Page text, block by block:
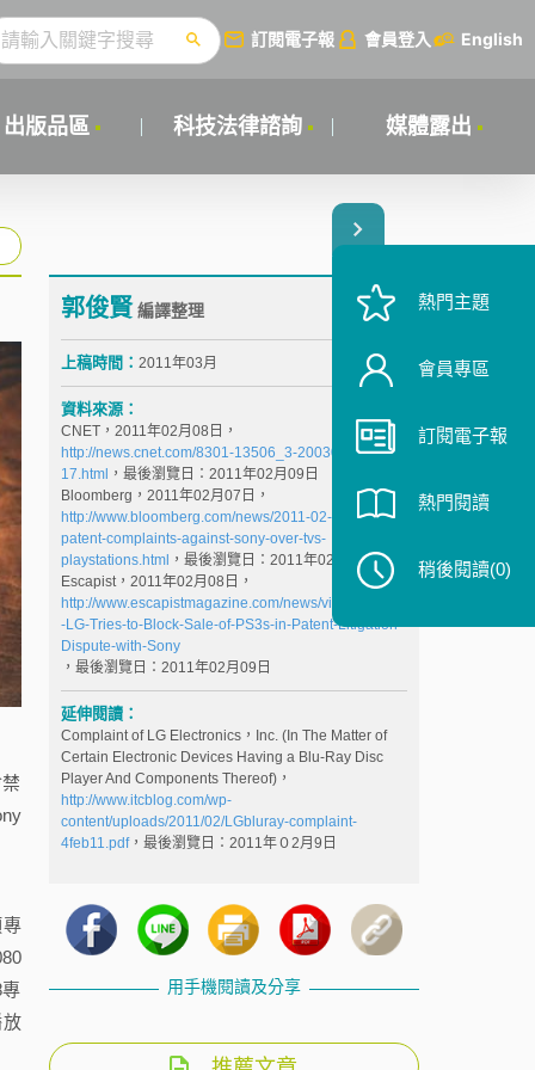
訂閱電子報 會員登入 English
出版品區 科技法律諮詢 媒體露出
郭俊賢編譯整理
上稿時間： 2011年03月
資料來源：
CNET，2011年02月08日，
http://news.cnet.com/8301-13506_3-20030963-
17.html ，最後瀏覽日：2011年02月09日
Bloomberg，2011年02月07日，
http://www.bloomberg.com/news/2011-02-07/lg-files-
patent-complaints-against-sony-over-tvs-
playstations.html ，最後瀏覽日：2011年02月09日
Escapist，2011年02月08日，
http://www.escapistmagazine.com/news/view/107617
-LG-Tries-to-Block-Sale-of-PS3s-in-Patent-Litigation-
Dispute-with-Sony
，最後瀏覽日：2011年02月09日
延伸閱讀：
Complaint of LG Electronics，Inc. (In The Matter of
Certain Electronic Devices Having a Blu-Ray Disc
Player And Components Thereof)，
http://www.itcblog.com/wp-
content/uploads/2011/02/LGbluray-complaint-
4feb11.pdf，最後瀏覽日：2011年０2月9日
用手機閱讀及分享
熱門主題
會員專區
訂閱電子報
熱門閱讀
稍後閱讀(0)